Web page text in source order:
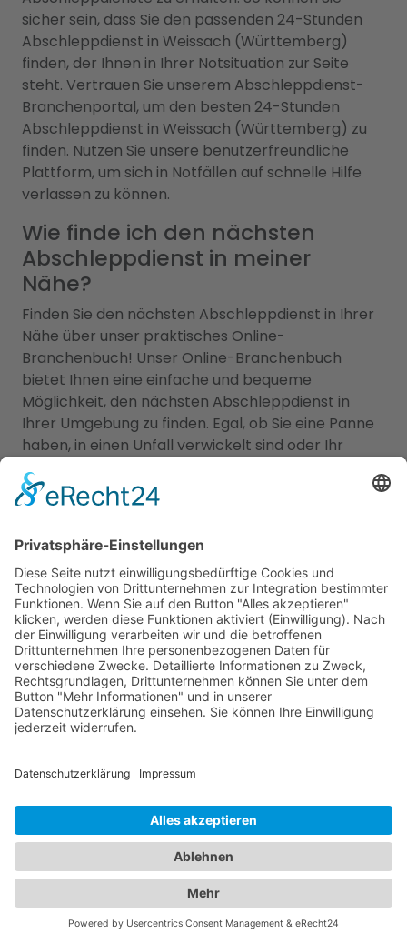
sicher sein, dass Sie den passenden 24-Stunden
Abschleppdienst in Weissach (Württemberg)
finden, der Ihnen in Ihrer Notsituation zur Seite
steht. Vertrauen Sie unserem Abschleppdienst-
Branchenportal, um den besten 24-Stunden
Abschleppdienst in Weissach (Württemberg) zu
finden. Nutzen Sie unsere benutzerfreundliche
Plattform, um sich in Notfällen auf schnelle Hilfe
verlassen zu können.
Wie finde ich den nächsten
Abschleppdienst in meiner
Nähe?
Finden Sie den nächsten Abschleppdienst in Ihrer
Nähe über unser praktisches Online-
Branchenbuch! Unser Online-Branchenbuch
bietet Ihnen eine einfache und bequeme
Möglichkeit, den nächsten Abschleppdienst in
Ihrer Umgebung zu finden. Egal, ob Sie eine Panne
haben, in einen Unfall verwickelt sind oder Ihr
Fahrzeug aus anderen Gründen abgeschleppt
werden muss, unser Branchenbuch hilft Ihnen
dabei, den richtigen Abschleppdienst zur Stelle zu
umfangreiches Verzeichnis zugreifen, das eine
Vielzahl von Abschleppdiensten in Ihrer Stadt oder
Region enthält. Sie finden detaillierte Einträge mit
den Kontaktdaten, Standortinformationen und oft
auch Kundenbewertungen, um Ihnen bei der
Auswahl des passenden Abschleppdienstes zu
helfen. Unser Online-Branchenbuch ist rund um
die Uhr verfügbar, so dass Sie jederzeit und an
jedem Ort den nächsten Abschleppdienst in Ihrer
zuverlässigen Informationen, um schnell und
Nutzen Sie jetzt unser Online-Branchenbuch, um
den nächsten Abschleppdienst in Ihrer Nähe zu
finden und seien Sie bestens vorbereitet, falls ein
Notfall eintritt.
Finden Sie den passenden